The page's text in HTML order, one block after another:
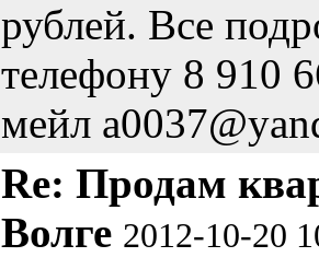
рублей. Все
телефону 8 910
мейл
Re: Продам
Волге 2012-10-20